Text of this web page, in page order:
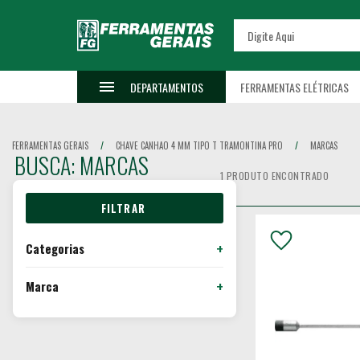
DEPARTAMENTOS FERRAMENTAS ELÉTRICAS
FERRAMENTAS GERAIS CHAVE CANHAO 4 MM TIPO T TRAMONTINA PRO MARCAS
BUSCA: MARCAS 1 PRODUTO ENCONTRADO
Categorias
Marca